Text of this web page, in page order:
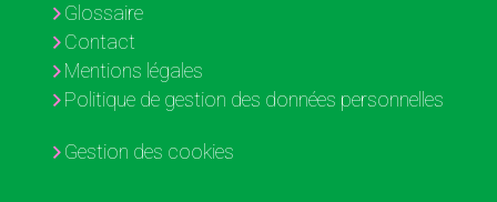
Glossaire
Contact
Mentions légales
Politique de gestion des données personnelles
Gestion des cookies